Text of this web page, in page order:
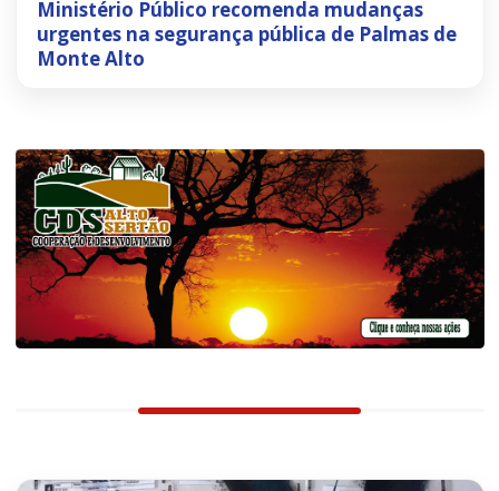
Ministério Público recomenda mudanças
urgentes na segurança pública de Palmas de
Monte Alto